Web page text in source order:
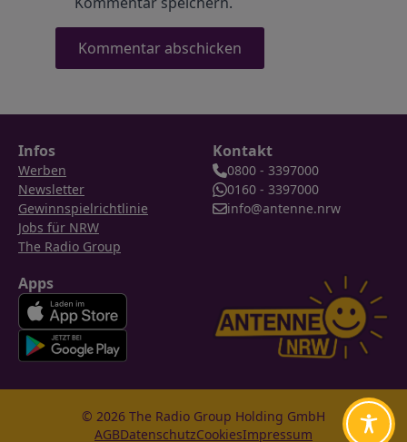
Infos
Werben
Newsletter
Gewinnspielrichtlinie
Jobs für NRW
The Radio Group
Kontakt
0800 - 3397000
0160 - 3397000
info@antenne.nrw
Apps
© 2026 The Radio Group Holding GmbH
AGBDatenschutzCookiesImpressum